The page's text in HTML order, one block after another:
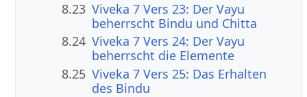
8.23 Viveka 7 Vers 23: Der Vayu
beherrscht Bindu und Chitta
8.24 Viveka 7 Vers 24: Der Vayu
beherrscht die Elemente
8.25 Viveka 7 Vers 25: Das Erhalten
des Bindu